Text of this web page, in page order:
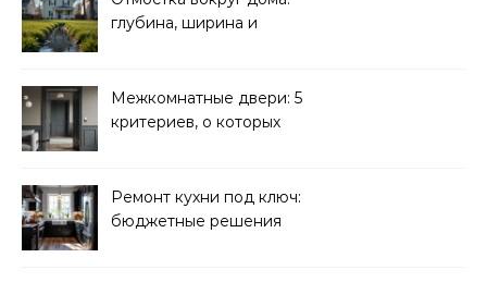
глубина, ширина и
Межкомнатные двери: 5
критериев, о которых
Ремонт кухни под ключ:
бюджетные решения